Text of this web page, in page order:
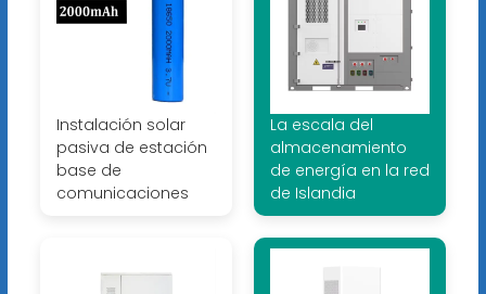
Instalación solar
pasiva de estación
base de
comunicaciones
La escala del
almacenamiento
de energía en la red
de Islandia